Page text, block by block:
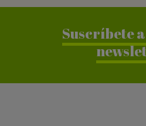
Suscríbete